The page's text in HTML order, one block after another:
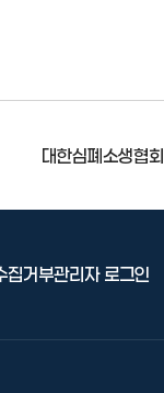
대한심폐소생협회
집거부관리자 로그인